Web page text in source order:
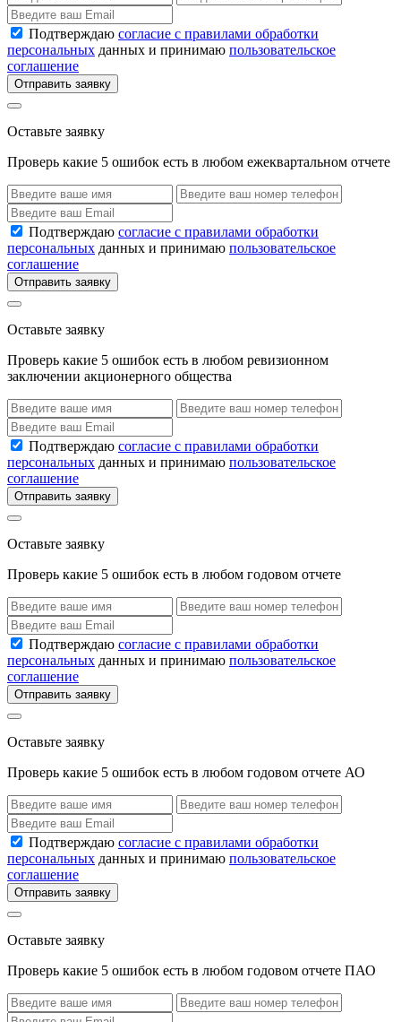
Подтверждаю согласие с правилами обработки
персональных данных и принимаю пользовательское
соглашение
Отправить заявку
Оставьте заявку
Проверь какие 5 ошибок есть в любом ежеквартальном отчете
Подтверждаю согласие с правилами обработки
персональных данных и принимаю пользовательское
соглашение
Отправить заявку
Оставьте заявку
Проверь какие 5 ошибок есть в любом ревизионном
заключении акционерного общества
Подтверждаю согласие с правилами обработки
персональных данных и принимаю пользовательское
соглашение
Отправить заявку
Оставьте заявку
Проверь какие 5 ошибок есть в любом годовом отчете
Подтверждаю согласие с правилами обработки
персональных данных и принимаю пользовательское
соглашение
Отправить заявку
Оставьте заявку
Проверь какие 5 ошибок есть в любом годовом отчете АО
Подтверждаю согласие с правилами обработки
персональных данных и принимаю пользовательское
соглашение
Отправить заявку
Оставьте заявку
Проверь какие 5 ошибок есть в любом годовом отчете ПАО